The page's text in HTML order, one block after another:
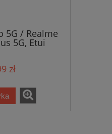
5G / Realme
5G, Etui
zł